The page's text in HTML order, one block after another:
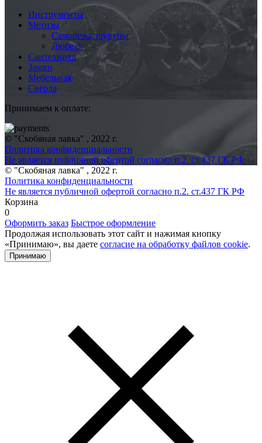
Инструменты
Метизы
Саморезы, шурупы
Дюбеля
Сантехника
Замки
Мебельная
Сверла
Принимаем к оплате:
© "Скобяная лавка" , 2022 г.
Политика конфиденциальности
Не является публичной офертой согласно п.2. ст.437 ГК РФ
© "Скобяная лавка" , 2022 г.
Политика конфиденциальности
Не является публичной офертой согласно п.2. ст.437 ГК РФ
Корзина
0
Оформить заказ Быстрое оформление
Продолжая использовать этот сайт и нажимая кнопку
«Принимаю», вы даете согласие на обработку файлов cookie.
Принимаю